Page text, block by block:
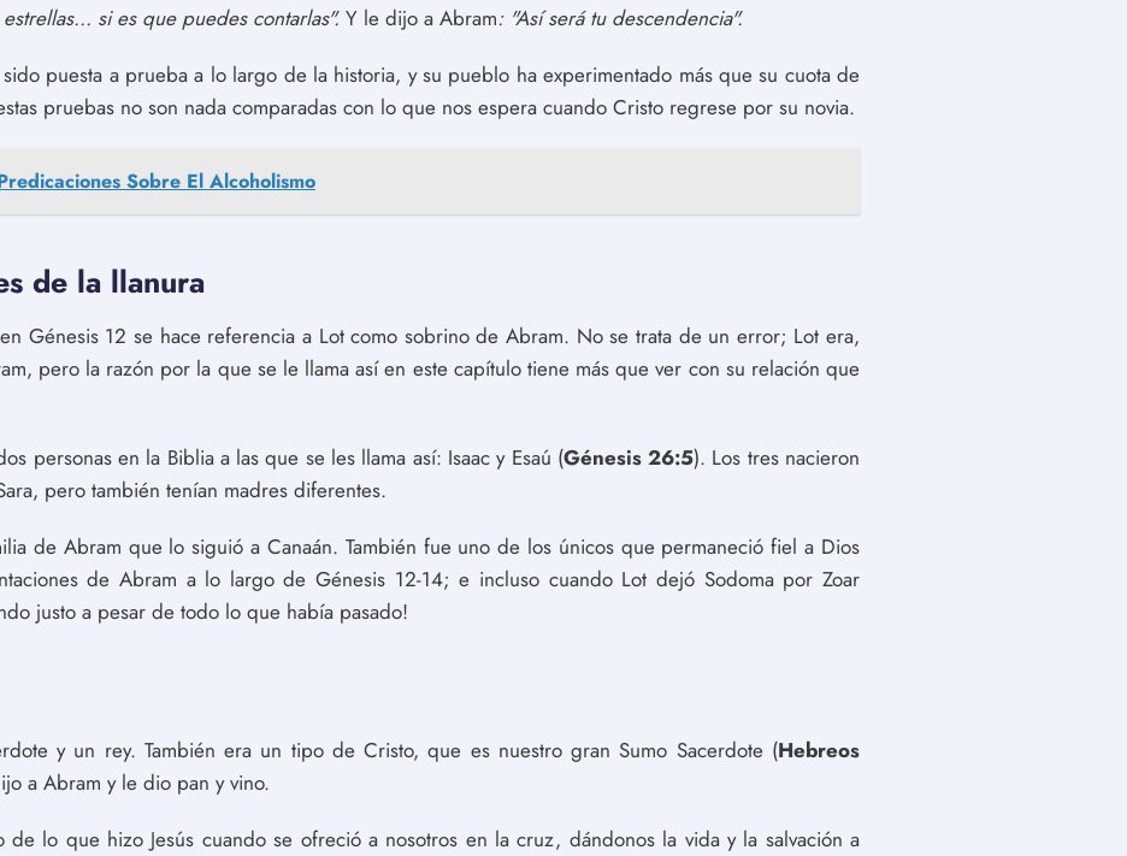
si es que puedes contarlas". Y le dijo a Abram: "Así será tu descendencia".
puesta a prueba a lo largo de la historia, y su pueblo ha experimentado más que su cuota de
pruebas no son nada comparadas con lo que nos espera cuando Cristo regrese por su novia.
Sobre El Alcoholismo
de la llanura
Génesis 12 se hace referencia a Lot como sobrino de Abram. No se trata de un error; Lot era,
pero la razón por la que se le llama así en este capítulo tiene más que ver con su relación que
personas en la Biblia a las que se les llama así: Isaac y Esaú (Génesis 26:5). Los tres nacieron
pero también tenían madres diferentes.
de Abram que lo siguió a Canaán. También fue uno de los únicos que permaneció fiel a Dios
de Abram a lo largo de Génesis 12-14; e incluso cuando Lot dejó Sodoma por Zoar
justo a pesar de todo lo que había pasado!
y un rey. También era un tipo de Cristo, que es nuestro gran Sumo Sacerdote (Hebreos
a Abram y le dio pan y vino.
de lo que hizo Jesús cuando se ofreció a nosotros en la cruz, dándonos la vida y la salvación a